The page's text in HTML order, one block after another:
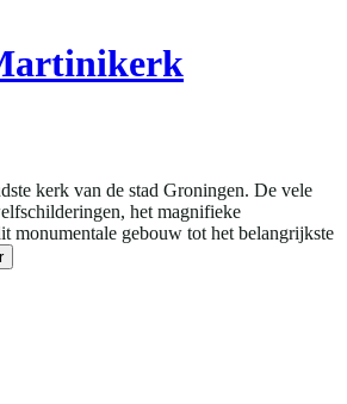
kerk van de stad Groningen. De vele
het magnifieke
monumentale gebouw tot het belangrijkste